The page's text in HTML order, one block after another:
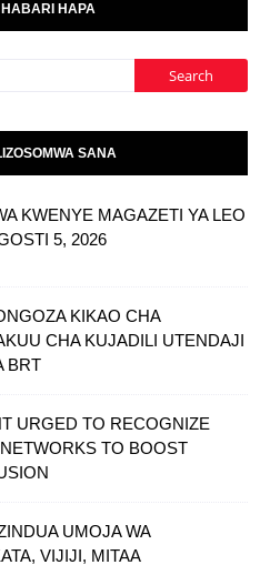
HABARI HAPA
SANA
KWENYE MAGAZETI YA LEO
5, 2026
KIKAO CHA
CHA KUJADILI UTENDAJI
BRT
URGED TO RECOGNIZE
TO BOOST
UMOJA WA
VIJIJI, MITAA